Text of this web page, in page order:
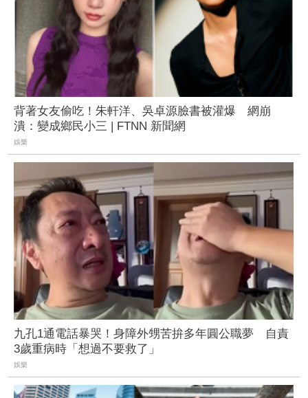
背著女友偷吃！朱軒洋、吳卓源臉書被灌爆 網崩
潰：變成鄉民小三 | FTNN 新聞網
娛樂
九孔1通電話暴哭！身障外甥苦拚多年圓公職夢 自責
3歲重病時「想過不要救了」
娛樂